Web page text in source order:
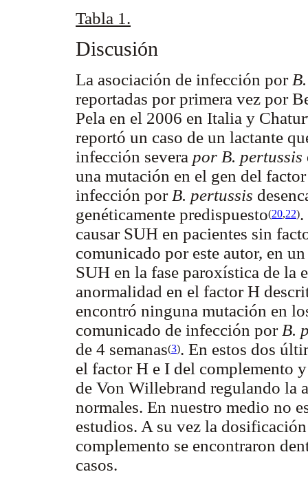
Tabla 1.
Discusión
La asociación de infección por
reportadas por primera vez por
Pela en el 2006 en Italia y
reportó un caso de un lactante
infección severa por B. pertussis
una mutación en el gen del
infección por B. pertussis
genéticamente predispuesto(20,22)
causar SUH en pacientes sin
comunicado por este autor, en
SUH en la fase paroxística de la
anormalidad en el factor H
encontró ninguna mutación en
comunicado de infección por B.
de 4 semanas(3). En estos dos
el factor H e I del complemento
de Von Willebrand regulando la
normales. En nuestro medio no
estudios. A su vez la
complemento se encontraron
casos.